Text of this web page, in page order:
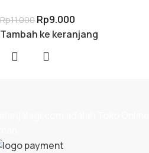
Rp11.000 Rp9.000
Tambah ke keranjang